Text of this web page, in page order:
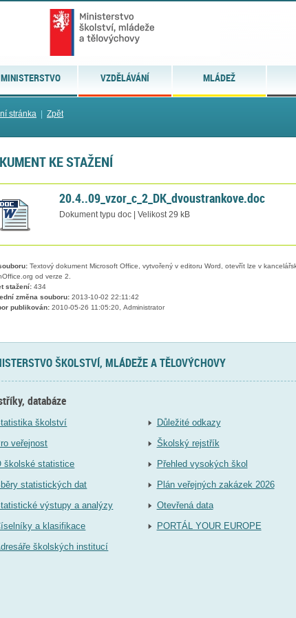
MINISTERSTVO VZDĚLÁVÁNÍ MLÁDEŽ
stránka Zpět
KE STAŽENÍ
20.4..09_vzor_c_2_DK_dvoustrankove.doc
Dokument typu doc | Velikost 29 kB
Textový dokument Microsoft Office, vytvořený v editoru Word, otevřít lze v
od verze 2.
stažení: 434
změna souboru: 2013-10-02 22:11:42
publikován: 2010-05-26 11:05:20, Administrator
ŠKOLSTVÍ, MLÁDEŽE A TĚLOVÝCHOVY
databáze
školství
veřejnost
školské statistice
statistických dat
výstupy a analýzy
a klasifikace
školských institucí
Důležité odkazy
Školský rejstřík
Přehled vysokých škol
Plán veřejných zakázek 2026
Otevřená data
PORTÁL YOUR EUROPE